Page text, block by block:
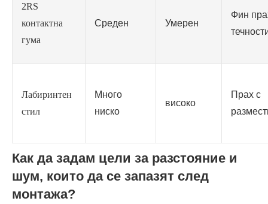
2RS
контактна
гума
Среден Умерен
Фин
Лабиринтен
стил
Много
ниско
високо
Прах с
Как да задам цели за разстояние и
шум, които да се запазят след
монтажа?